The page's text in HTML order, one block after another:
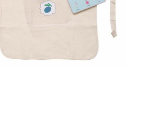
Kampanjer
Presenttips
Varumärken